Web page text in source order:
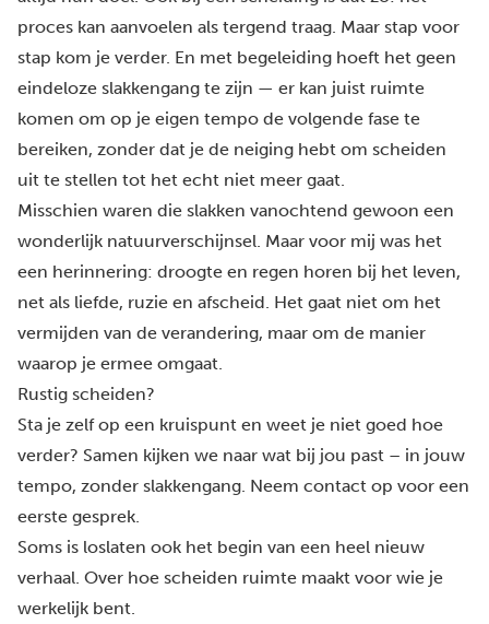
proces kan aanvoelen als tergend traag. Maar stap voor
stap kom je verder. En met begeleiding hoeft het geen
eindeloze slakkengang te zijn — er kan juist ruimte
komen om op je eigen tempo de volgende fase te
bereiken, zonder dat je de neiging hebt om scheiden
uit te stellen tot het echt niet meer gaat.
Misschien waren die slakken vanochtend gewoon een
wonderlijk natuurverschijnsel. Maar voor mij was het
een herinnering: droogte en regen horen bij het leven,
net als liefde, ruzie en afscheid. Het gaat niet om het
vermijden van de verandering, maar om de manier
waarop je ermee omgaat.
Rustig scheiden?
Sta je zelf op een kruispunt en weet je niet goed hoe
verder? Samen kijken we naar wat bij jou past – in jouw
tempo, zonder slakkengang. Neem contact op voor een
eerste gesprek.
Soms is loslaten ook het begin van een heel nieuw
verhaal. Over hoe scheiden ruimte maakt voor wie je
werkelijk bent.